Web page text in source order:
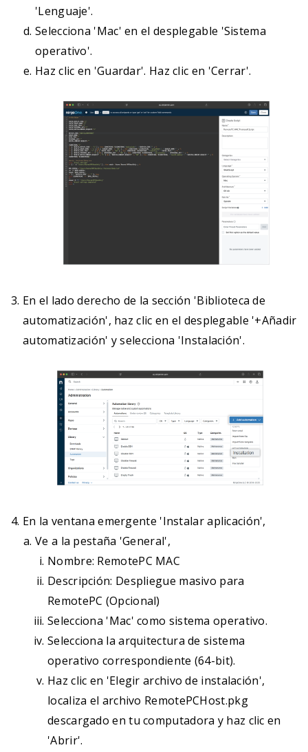
'Lenguaje'.
Selecciona 'Mac' en el desplegable 'Sistema
operativo'.
Haz clic en 'Guardar'. Haz clic en 'Cerrar'.
En el lado derecho de la sección 'Biblioteca de
automatización', haz clic en el desplegable '+Añadir
automatización' y selecciona 'Instalación'.
En la ventana emergente 'Instalar aplicación',
Ve a la pestaña 'General',
Nombre: RemotePC MAC
Descripción: Despliegue masivo para
RemotePC (Opcional)
Selecciona 'Mac' como sistema operativo.
Selecciona la arquitectura de sistema
operativo correspondiente (64-bit).
Haz clic en 'Elegir archivo de instalación',
localiza el archivo RemotePCHost.pkg
descargado en tu computadora y haz clic en
'Abrir'.